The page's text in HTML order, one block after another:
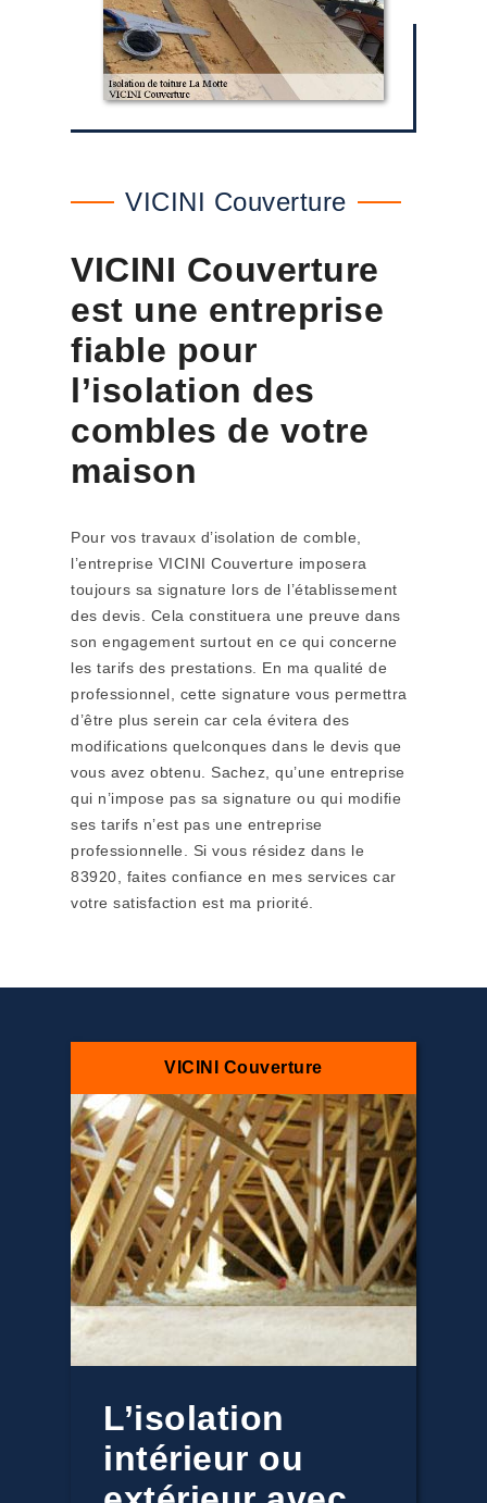
VICINI Couverture
VICINI Couverture
est une entreprise
fiable pour
l’isolation des
combles de votre
maison
Pour vos travaux d’isolation de comble,
l’entreprise VICINI Couverture imposera
toujours sa signature lors de l’établissement
des devis. Cela constituera une preuve dans
son engagement surtout en ce qui concerne
les tarifs des prestations. En ma qualité de
professionnel, cette signature vous permettra
d’être plus serein car cela évitera des
modifications quelconques dans le devis que
vous avez obtenu. Sachez, qu’une entreprise
qui n’impose pas sa signature ou qui modifie
ses tarifs n’est pas une entreprise
professionnelle. Si vous résidez dans le
83920, faites confiance en mes services car
votre satisfaction est ma priorité.
VICINI Couverture
L’isolation
intérieur ou